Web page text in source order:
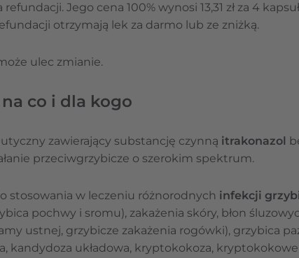
Jego cena 100% wynosi 13,31 zł za 4
otrzymają lek za darmo lub ze zniżką.
ulec zmianie.
na co i dla kogo
zawierający substancję czynną itrakonazol
przeciwgrzybicze o szerokim spektrum.
stosowania w leczeniu różnorodnych infekcji
pochwy i sromu), zakażenia skóry, błon
ustnej, grzybicze zakażenia rogówki), grzybica
kandydoza układowa, kryptokokoza,